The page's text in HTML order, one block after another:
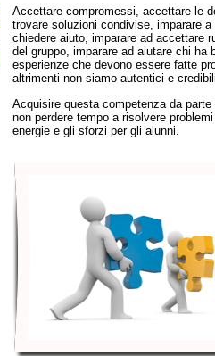
Accettare compromessi, accettare le
trovare soluzioni condivise, imparare
chiedere aiuto, imparare ad accettare
del gruppo, imparare ad aiutare chi ha
esperienze che devono essere fatte
altrimenti non siamo autentici e
Acquisire questa competenza da
non perdere tempo a risolvere
energie e gli sforzi per gli alunni.